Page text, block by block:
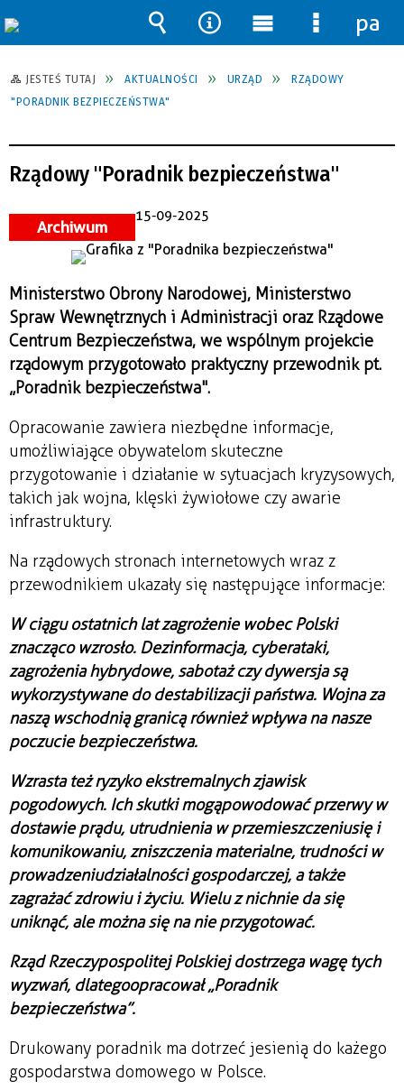
JESTEŚ TUTAJ AKTUALNOŚCI URZĄD
RZĄDOWY
"PORADNIK BEZPIECZEŃSTWA"
Rządowy "Poradnik bezpieczeństwa"
Archiwum
15-09-2025
​Ministerstwo Obrony Narodowej, Ministerstwo
Spraw Wewnętrznych i Administracji oraz Rządowe
Centrum Bezpieczeństwa, we wspólnym projekcie
rządowym przygotowało praktyczny przewodnik pt.
„Poradnik bezpieczeństwa".
Opracowanie zawiera niezbędne informacje,
umożliwiające obywatelom skuteczne
przygotowanie i działanie w sytuacjach kryzysowych,
takich jak wojna, klęski żywiołowe czy awarie
infrastruktury.
Na rządowych stronach internetowych wraz z
przewodnikiem ukazały się następujące informacje:
W ciągu ostatnich lat zagrożenie wobec Polski
znacząco wzrosło. Dezinformacja, cyberataki,
zagrożenia hybrydowe, sabotaż czy dywersja są
wykorzystywane do destabilizacji państwa. Wojna za
naszą wschodnią granicą również wpływa na nasze
poczucie bezpieczeństwa.
Wzrasta też ryzyko ekstremalnych zjawisk
pogodowych. Ich skutki mogą powodować przerwy w
dostawie prądu, utrudnienia w przemieszczeniu się i
komunikowaniu, zniszczenia materialne, trudności w
prowadzeniu działalności gospodarczej, a także
zagrażać zdrowiu i życiu. Wielu z nich nie da się
uniknąć, ale można się na nie przygotować.
Rząd Rzeczypospolitej Polskiej dostrzega wagę tych
wyzwań, dlatego opracował „Poradnik
bezpieczeństwa”.
Drukowany poradnik ma dotrzeć jesienią do każego
gospodarstwa domowego w Polsce.
Wyszukiwarka
Narzędzia
Menu
główne
Menu